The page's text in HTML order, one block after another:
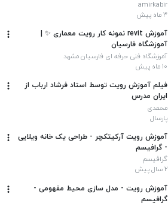
amirkabir
۳ ماه پیش
آموزش revit نمونه کار رویت معماری ✨ |
آموزشگاه فارسیان
آموزشگاه فنی حرفه ای فارسیان مشهد
۱۰ ماه پیش
فیلم آموزش رویت توسط استاد فرشاد ارباب از
ایران مدرس
محمدی
پارسال
آموزش رویت آرکیتکچر - طراحی یک خانه ویلایی
- گرافیسم
گرافیسم
۲ سال پیش
آموزش رویت - مدل سازی محیط مفهومی -
گرافیسم